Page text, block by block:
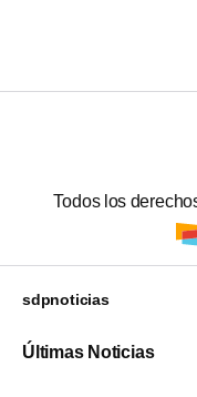
Todos los
sdpnoticias
Últimas Noticias